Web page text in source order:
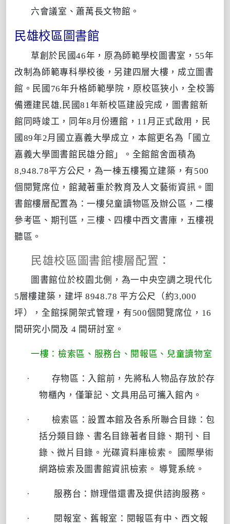
六會議室、蕭萬長文物館。
民雄校區圖書館
草創於民國46年，原為師範學校圖書室，55年
改制為師範專科學校後，另建四層大樓，成立圖書
館。民國76年升格師範學院，原校區狹小，全校籌
備遷建民雄,民國81年新校區建設完成，圖書館新
館同時竣工，同年8月份遷館，11月正式啟用，民
國89年2月國立嘉義大學成立，本館更名為「國立
嘉義大學圖書館民雄分館」。全館館舍面積為
8,948.78平方公尺，為一棟五樓獨立建築，有500
個閱覽席位，館藏著重於教育及人文藝術資訊。圖
書館樓層配置為：一樓兒童讀物區及辦公區，二樓
參考區、期刊區，三樓、四樓中西文書庫，五樓視
聽區。
民雄校區圖書館樓層配置：
圖書館位於校園北側，為一中央空調之現代化
5層樓建築，建坪 8948.78 平方公尺（約3,000
坪），全館採開架式管理，有500個閱覽席位，16
間研究小間及 4 間研討室。
一樓：檢索區、服務台、閱報區、兒童讀物室
·
存物區：入館前，先將私人物品存放於存
物櫃內，僅筆記、文具用品可攜入館內。
·
檢索區：設置本館及各系所聯合目錄：包
括分類目錄、書名目錄著者目錄、期刊、目
錄、微片目錄。光碟資料庫檢索。 國際學術
網路檢索及圖書館資訊檢索。 導覽系統。
· 服務台：辦理借還書及提供諮詢服務。
·
閱報室、舊報室：閱報區有中、西文報